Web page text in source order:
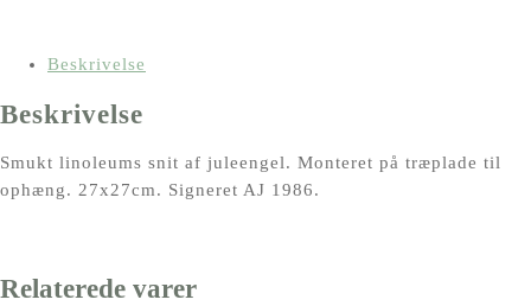
Beskrivelse
Beskrivelse
Smukt linoleums snit af juleengel. Monteret på træplade til
ophæng. 27x27cm. Signeret AJ 1986.
Relaterede varer